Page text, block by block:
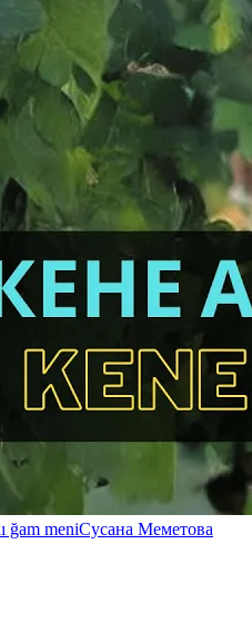
ğam meniСусана Меметова